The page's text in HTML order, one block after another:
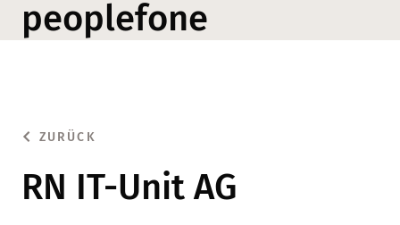
peoplefone
ZURÜCK
RN IT-Unit AG